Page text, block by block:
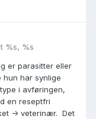
%s, %s
er parasitter eller
hun har synlige
i avføringen,
en reseptfri
-> veterinær. Det